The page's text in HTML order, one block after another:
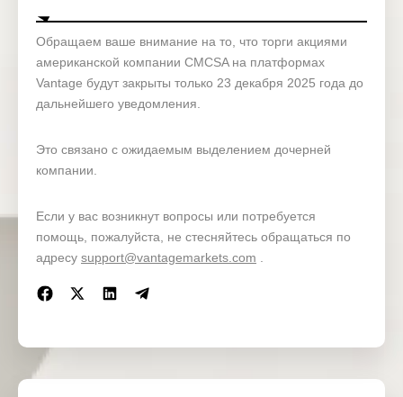
Обращаем ваше внимание на то, что торги акциями
американской компании CMCSA на платформах
Vantage будут закрыты только 23 декабря 2025 года до
дальнейшего уведомления.
Это связано с ожидаемым выделением дочерней
компании.
Если у вас возникнут вопросы или потребуется
помощь, пожалуйста, не стесняйтесь обращаться по
адресу support@vantagemarkets.com